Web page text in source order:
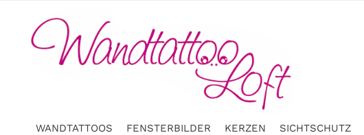
WANDTATTOOS FENSTERBILDER KERZEN SICHTSCHUTZ